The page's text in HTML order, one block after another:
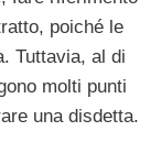
poiché le
Tuttavia, al di
molti punti
una disdetta.